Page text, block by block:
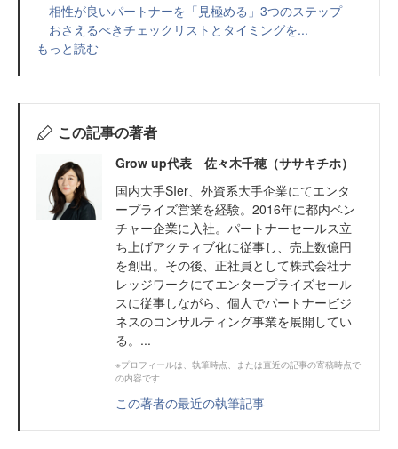
相性が良いパートナーを「見極める」3つのステップ
おさえるべきチェックリストとタイミングを...
もっと読む
この記事の著者
Grow up代表 佐々木千穂（ササキチホ）
国内大手SIer、外資系大手企業にてエンタ
ープライズ営業を経験。2016年に都内ベン
チャー企業に入社。パートナーセールス立
ち上げアクティブ化に従事し、売上数億円
を創出。その後、正社員として株式会社ナ
レッジワークにてエンタープライズセール
スに従事しながら、個人でパートナービジ
ネスのコンサルティング事業を展開してい
る。...
※プロフィールは、執筆時点、または直近の記事の寄稿時点で
の内容です
この著者の最近の執筆記事